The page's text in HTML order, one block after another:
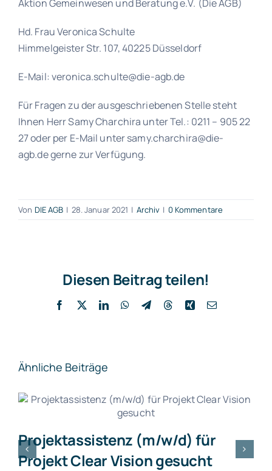
Aktion Gemeinwesen und Beratung e.V. (Die AGB)
Hd. Frau Veronica Schulte
Himmelgeister Str. 107, 40225 Düsseldorf
E-Mail: veronica.schulte@die-agb.de
Für Fragen zu der ausgeschriebenen Stelle steht
Ihnen Herr Samy Charchira unter Tel.: 0211 – 905 22
27 oder per E-Mail unter samy.charchira@die-
agb.de gerne zur Verfügung.
Von DIE AGB | 28. Januar 2021 | Archiv | 0 Kommentare
Diesen Beitrag teilen!
Facebook
X LinkedInWhatsApp
TelegramThreadsXing E-
Ähnliche Beiträge
Projektassistenz (m/w/d) für
Projekt Clear Vision gesucht